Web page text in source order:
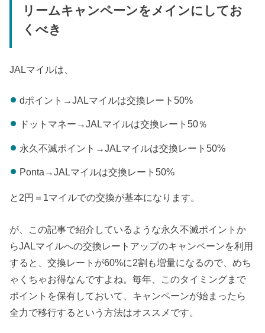
リームキャンペーンをメインにしてお
くべき
JALマイルは、
dポイント→JALマイルは交換レート50%
ドットマネー→JALマイルは交換レート50％
永久不滅ポイント→JALマイルは交換レート50%
Ponta→JALマイルは交換レート50%
と2円＝1マイルでの交換が基本になります。
が、この記事で紹介しているような永久不滅ポイントか
らJALマイルへの交換レートアップのキャンペーンを利用
すると、交換レートが60%に2割も増量になるので、めち
ゃくちゃお得なんですよね。毎年、このタイミングまで
ポイントを保有しておいて、キャンペーンが始まったら
全力で移行するという方法はオススメです。